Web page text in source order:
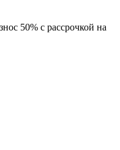
50% с рассрочкой на